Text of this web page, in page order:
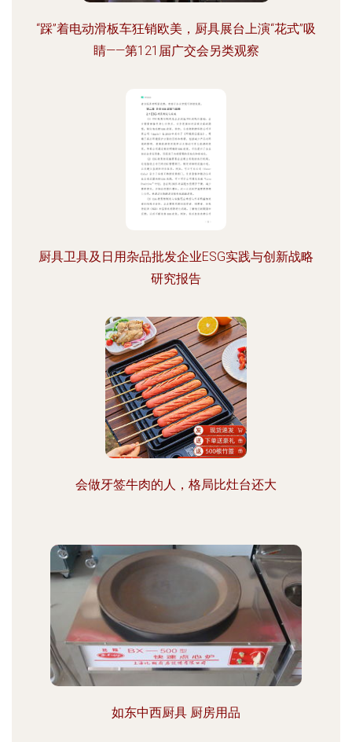
“踩”着电动滑板车狂销欧美，厨具展台上演“花式”吸
睛——第121届广交会另类观察
厨具卫具及日用杂品批发企业ESG实践与创新战略
研究报告
会做牙签牛肉的人，格局比灶台还大
如东中西厨具 厨房用品